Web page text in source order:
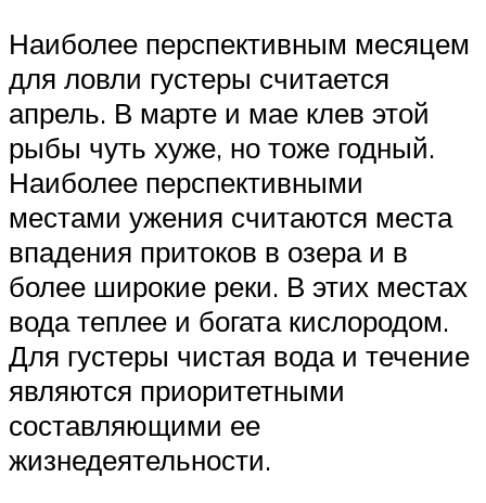
Наиболее перспективным месяцем
для ловли густеры считается
апрель. В марте и мае клев этой
рыбы чуть хуже, но тоже годный.
Наиболее перспективными
местами ужения считаются места
впадения притоков в озера и в
более широкие реки. В этих местах
вода теплее и богата кислородом.
Для густеры чистая вода и течение
являются приоритетными
составляющими ее
жизнедеятельности.